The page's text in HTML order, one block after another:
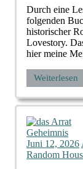
Durch eine
folgenden
historischer
Lovestory.
hier meine
Weiterlesen
Juni 12, 2026
Random